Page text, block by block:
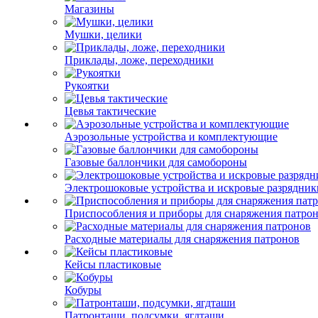
Магазины
Мушки, целики
Приклады, ложе, переходники
Рукоятки
Цевья тактические
Аэрозольные устройства и комплектующие
Газовые баллончики для самобороны
Электрошоковые устройства и искровые
Приспособления и приборы для снаряжения
Расходные материалы для снаряжения патронов
Кейсы пластиковые
Кобуры
Патронташи, подсумки, ягдташи